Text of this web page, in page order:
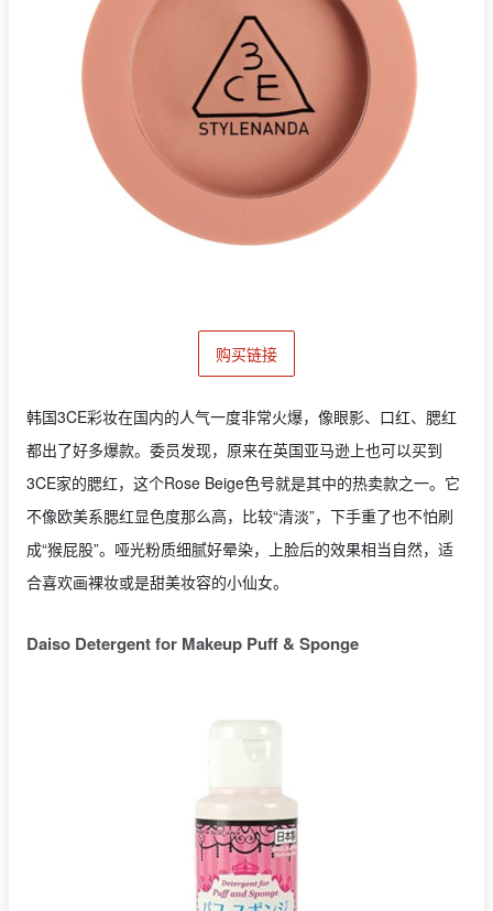
购买链接
韩国3CE彩妆在国内的人气一度非常火爆，像眼影、口红、腮红
都出了好多爆款。委员发现，原来在英国亚马逊上也可以买到
3CE家的腮红，这个Rose Beige色号就是其中的热卖款之一。它
不像欧美系腮红显色度那么高，比较“清淡”，下手重了也不怕刷
成“猴屁股”。哑光粉质细腻好晕染，上脸后的效果相当自然，适
合喜欢画裸妆或是甜美妆容的小仙女。
Daiso Detergent for Makeup Puff & Sponge